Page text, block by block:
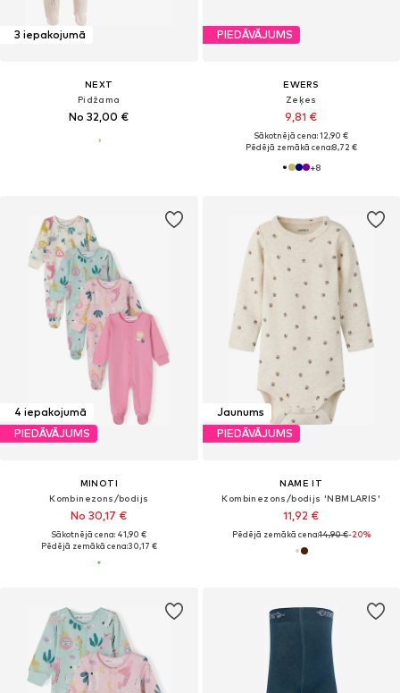
3 iepakojumā
NEXT
Pidžama
No 32,00 €
PIEDĀVĀJUMS
EWERS
Zeķes
9,81 €
Sākotnējā cena: 12,90 €
Pēdējā zemākā cena:8,72 €
+8
4 iepakojumā
PIEDĀVĀJUMS
MINOTI
Kombinezons/bodijs
No 30,17 €
Sākotnējā cena: 41,90 €
Pēdējā zemākā cena:30,17 €
Jaunums
PIEDĀVĀJUMS
NAME IT
Kombinezons/bodijs 'NBMLARIS'
11,92 €
Pēdējā zemākā cena:14,90 €-20%